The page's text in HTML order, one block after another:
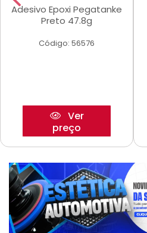
Adesivo Epoxi Pegatanke
Preto 47.8g
Código: 56576
Ver
preço